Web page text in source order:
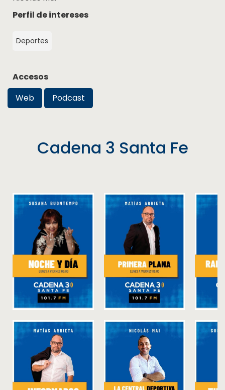
Perfil de intereses
Deportes
Accesos
Web
Podcast
Cadena 3 Santa Fe